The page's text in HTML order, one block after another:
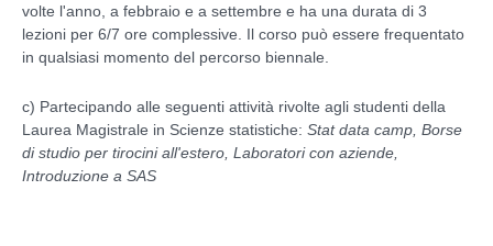
volte l'anno, a febbraio e a settembre e ha una durata di 3
lezioni per 6/7 ore complessive. Il corso può essere frequentato
in qualsiasi momento del percorso biennale.
c) Partecipando alle seguenti attività rivolte agli studenti della
Laurea Magistrale in Scienze statistiche: Stat data camp, Borse
di studio per tirocini all'estero, Laboratori con aziende,
Introduzione a SAS